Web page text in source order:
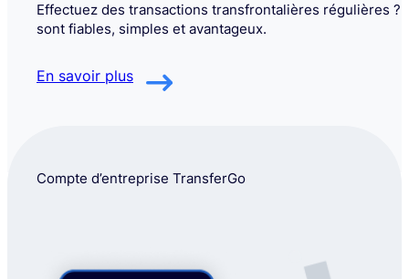
Effectuez des transactions transfrontalières régulières ?
sont fiables, simples et avantageux.
En savoir plus
Compte d’entreprise TransferGo